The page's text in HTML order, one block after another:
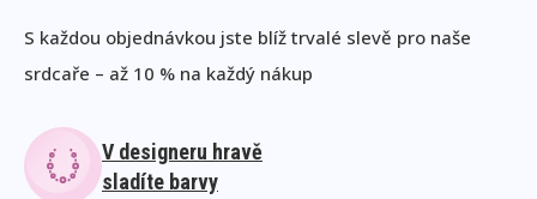
S každou objednávkou jste blíž trvalé slevě pro naše
srdcaře – až 10 % na každý nákup
V designeru hravě
sladíte barvy